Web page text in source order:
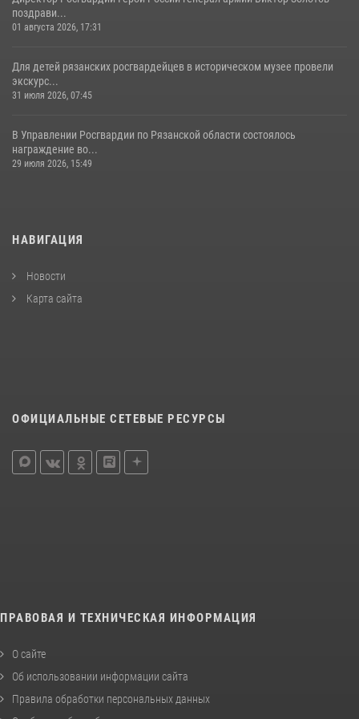
поздрави...
01 августа 2026, 17:31
Для детей рязанских росгвардейцев в историческом музее провели
экскурс...
31 июля 2026, 07:45
В Управлении Росгвардии по Рязанской области состоялось
награждение во...
29 июля 2026, 15:49
НАВИГАЦИЯ
Новости
Карта сайта
ОФИЦИАЛЬНЫЕ СЕТЕВЫЕ РЕСУРСЫ
ПРАВОВАЯ И ТЕХНИЧЕСКАЯ ИНФОРМАЦИЯ
О сайте
Об использовании информации сайта
Правила обработки персональных данных